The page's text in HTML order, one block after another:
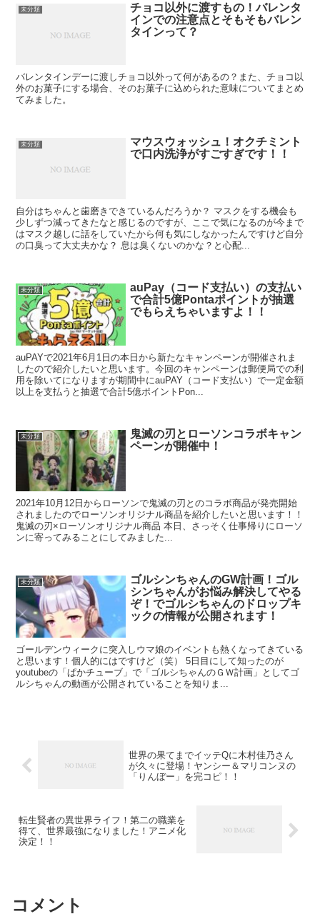
未分類
チョコ以外に渡すもの！バレンタ
インでの注意点とそもそもバレン
タインって？
バレンタインデーに渡しチョコ以外って何があるの？また、チョコ以
外のお菓子にする場合、そのお菓子に込められた意味についてまとめ
てみました。
未分類
マウスウォッシュ！オクチミント
で口内洗浄がすごすぎです！！
自分はちゃんと歯磨きできているんだろうか？ マスクをする機会も
少しずつ減ってきたなと感じるのですが、ここで気になるのが今まで
はマスク越しに話をしていたから何も気にしなかったんですけど自分
の口臭って大丈夫かな？ 息は臭くないのかな？と心配...
未分類
auPay（コード支払い）の支払い
で合計5億Pontaポイントが抽選
でもらえちゃいますよ！！
auPAYで2021年6月1日の本日から新たなキャンペーンが開催されま
したので紹介したいと思います。今回のキャンペーンは郵便局での利
用を除いてになりますが期間中にauPAY（コード支払い）で一定金額
以上を支払うと抽選で合計5億ポイントPon...
未分類
鬼滅の刃とローソンコラボキャン
ペーンが開催中！
2021年10月12日からローソンで鬼滅の刃とのコラボ商品が発売開始
されましたのでローソンオリジナル商品を紹介したいと思います！！
鬼滅の刃×ローソンオリジナル商品 本日、さっそく仕事帰りにローソ
ンに寄ってみることにしてみました...
未分類
ゴルシンちゃんのGW計画！ゴル
シンちゃんがお悩み解決してやる
ぞ！でゴルシちゃんのドロップキ
ックの情報が公開されます！
ゴールデンウィークに突入しウマ娘のイベントも熱くなってきている
と思います！個人的にはですけど（笑） 5日目にして知ったのが
youtubeの「ぱかチューブ」で「ゴルシちゃんのＧＷ計画」としてゴ
ルシちゃんの動画が公開されていることを知りま...
世界の果てまでイッテQに木村佳乃さん
が久々に登場！ヤンシー＆マリコンヌの
「りんぼー」を完コピ！！
転生賢者の異世界ライフ！第二の職業を
得て、世界最強になりました！アニメ化
決定！！
コメント